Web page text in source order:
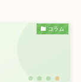
コラム